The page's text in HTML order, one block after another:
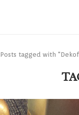
Posts tagged with